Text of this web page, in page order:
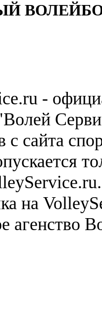
-
с сайта
на
агенство